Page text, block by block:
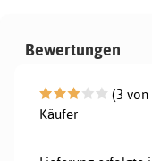
Bewertungen
(3 von
Käufer